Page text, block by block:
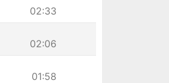
02:33
02:06
01:58